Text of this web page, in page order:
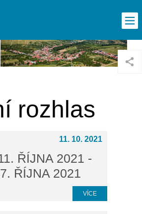
rozhlas
11. 10. 2021
ŘÍJNA 2021 -
ŘÍJNA 2021
VÍCE